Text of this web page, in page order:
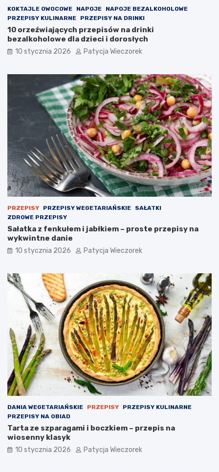
KOKTAJLE OWOCOWE NAPOJE
NAPOJE BEZALKOHOLOWE
PRZEPISY KULINARNE
PRZEPISY NA DRINKI
10 orzeźwiających przepisów na drinki
bezalkoholowe dla dzieci i dorosłych
10 stycznia 2026 Patycja Wieczorek
PRZEPISY PRZEPISY WEGETARIAŃSKIE
SAŁATKI
ZDROWE PRZEPISY
Sałatka z fenkułem i jabłkiem – proste przepisy na
wykwintne danie
10 stycznia 2026 Patycja Wieczorek
DANIA WEGETARIAŃSKIE PRZEPISY
PRZEPISY KULINARNE
PRZEPISY NA OBIAD
Tarta ze szparagami i boczkiem – przepis na
wiosenny klasyk
10 stycznia 2026 Patycja Wieczorek